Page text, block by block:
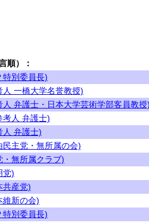
順）：
特別委員長)
人 一橋大学名誉教授)
人 弁護士・日本大学芸術学部客員教授
考人 弁護士)
人 弁護士)
民主党・無所属の会)
・無所属クラブ)
党)
共産党)
維新の会)
特別委員長)